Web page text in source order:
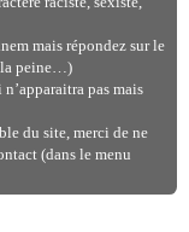
mais répondez sur le
la peine…)
pas mais
du site, merci de ne
(dans le menu